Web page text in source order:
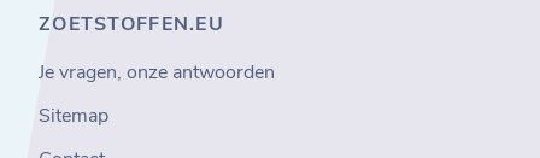
ZOETSTOFFEN.EU
Je vragen, onze antwoorden
Sitemap